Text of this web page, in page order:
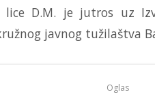
lice D.M. je jutros uz
javnog tužilaštva
Oglas